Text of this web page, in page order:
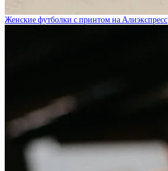
Женские футболки с принтом на Алиэкспресс